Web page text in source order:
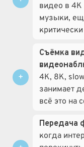
видео в 4K
музыки,
Съёмка
4K, 8K,
занимает
всё это на
Передача
когда